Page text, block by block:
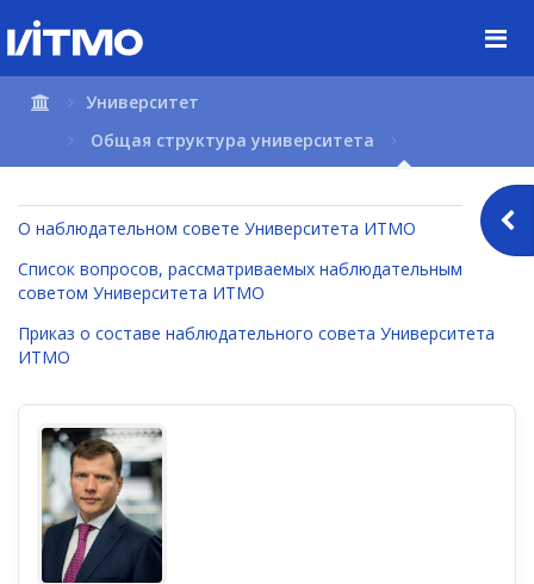
содержимому
страницы.
Университет
Общая структура университета
О наблюдательном совете Университета ИТМО
Список вопросов, рассматриваемых наблюдательным
советом Университета ИТМО
Приказ о составе наблюдательного совета Университета
ИТМО